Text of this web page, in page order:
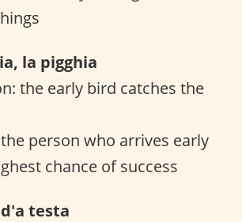
la pigghia
the early bird catches the
person who arrives early
chance of success
testa